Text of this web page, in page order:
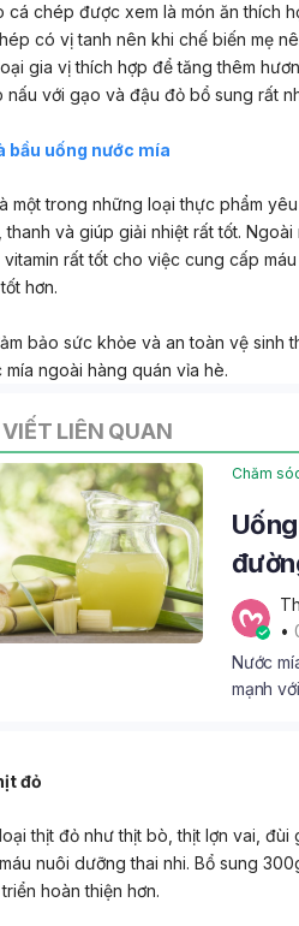
cá chép được xem là món ăn thích
có vị tanh nên khi chế biến mẹ
gia vị thích hợp để tăng thêm
nấu với gạo và đậu đỏ bổ sung rất
bầu uống nước mía
một trong những loại thực phẩm
thanh và giúp giải nhiệt rất tốt.
vitamin rất tốt cho việc cung cấp
hơn.
bảo sức khỏe và an toàn vệ sinh
mía ngoài hàng quán vỉa hè.
LIÊN QUAN
Chăm
mía
•
Nước
mạnh
đỏ
thịt đỏ như thịt bò, thịt lợn vai,
nuôi dưỡng thai nhi. Bổ sung
hoàn thiện hơn.